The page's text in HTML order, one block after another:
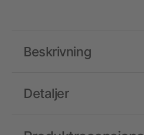
Detaljer
Beskrivning